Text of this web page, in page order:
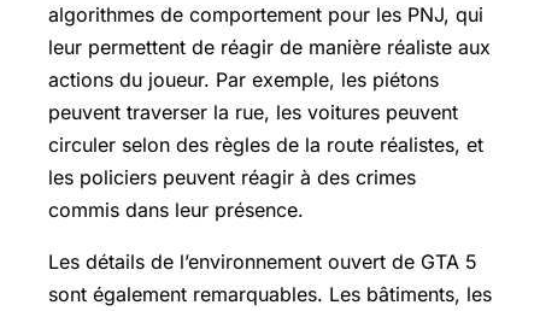
algorithmes de comportement pour les PNJ, qui
leur permettent de réagir de manière réaliste aux
actions du joueur. Par exemple, les piétons
peuvent traverser la rue, les voitures peuvent
circuler selon des règles de la route réalistes, et
les policiers peuvent réagir à des crimes
commis dans leur présence.
Les détails de l’environnement ouvert de GTA 5
sont également remarquables. Les bâtiments, les